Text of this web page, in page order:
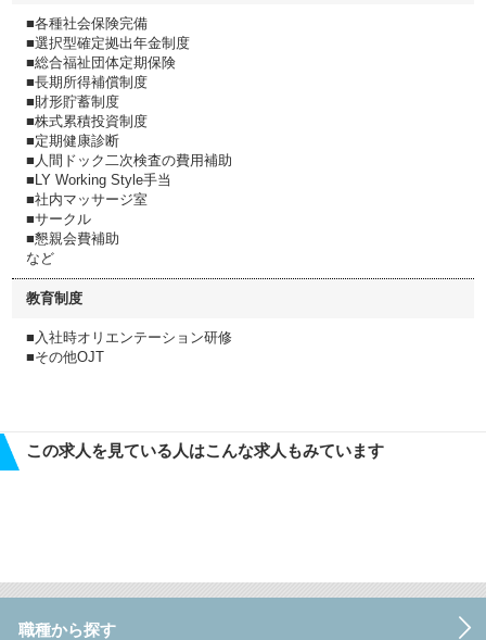
■各種社会保険完備
■選択型確定拠出年金制度
■総合福祉団体定期保険
■長期所得補償制度
■財形貯蓄制度
■株式累積投資制度
■定期健康診断
■人間ドック二次検査の費用補助
■LY Working Style手当
■社内マッサージ室
■サークル
■懇親会費補助
など
教育制度
■入社時オリエンテーション研修
■その他OJT
この求人を見ている人はこんな求人もみています
職種から探す